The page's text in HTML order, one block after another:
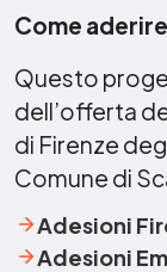
Come aderire
Questo
dell’offerta
di Firenze
Comune di
Adesioni
Adesioni